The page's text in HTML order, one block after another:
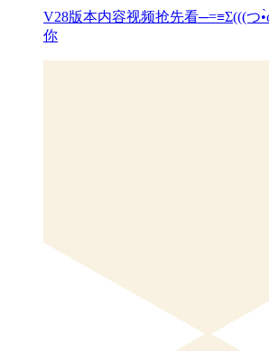
V28版本内容视频抢先看─=≡Σ(((つ
你